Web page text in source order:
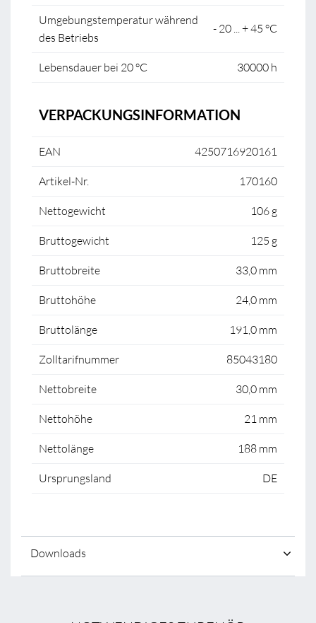
Umgebungstemperatur während
des Betriebs
- 20 ... + 45 °C
Lebensdauer bei 20 °C 30000 h
VERPACKUNGSINFORMATION
EAN 4250716920161
Artikel-Nr. 170160
Nettogewicht 106 g
Bruttogewicht 125 g
Bruttobreite 33,0 mm
Bruttohöhe 24,0 mm
Bruttolänge 191,0 mm
Zolltarifnummer 85043180
Nettobreite 30,0 mm
Nettohöhe 21 mm
Nettolänge 188 mm
Ursprungsland DE
Downloads